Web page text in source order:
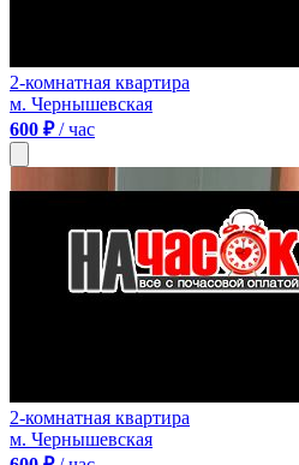
2-комнатная квартира
м. Чернышевская
600 ₽/ час
2-комнатная квартира
м. Чернышевская